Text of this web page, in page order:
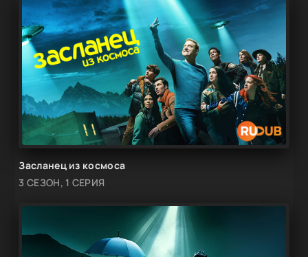
Засланец из космоса
3 СЕЗОН, 1 СЕРИЯ